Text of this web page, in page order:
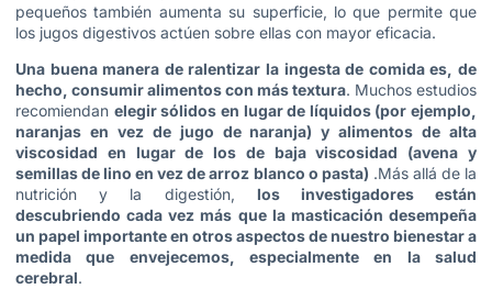
pequeños también aumenta su superficie, lo que permite que
los jugos digestivos actúen sobre ellas con mayor eficacia.
Una buena manera de ralentizar la ingesta de comida es, de
hecho, consumir alimentos con más textura. Muchos estudios
recomiendan elegir sólidos en lugar de líquidos (por ejemplo,
naranjas en vez de jugo de naranja) y alimentos de alta
viscosidad en lugar de los de baja viscosidad (avena y
semillas de lino en vez de arroz blanco o pasta) .Más allá de la
nutrición y la digestión, los investigadores están
descubriendo cada vez más que la masticación desempeña
un papel importante en otros aspectos de nuestro bienestar a
medida que envejecemos, especialmente en la salud
cerebral.